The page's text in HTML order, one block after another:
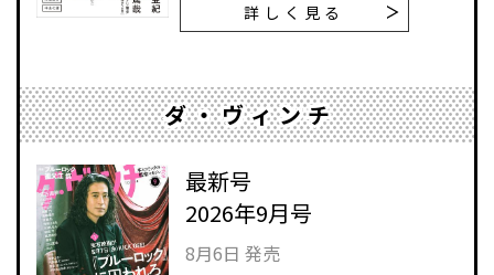
詳しく見る
ダ・ヴィンチ
最新号
2026年9月号
8月6日 発売